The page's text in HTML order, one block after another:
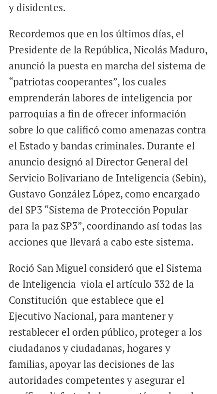
y disidentes.
Recordemos que en los últimos días, el
Presidente de la República, Nicolás Maduro,
anunció la puesta en marcha del sistema de
“patriotas cooperantes”, los cuales
emprenderán labores de inteligencia por
parroquias a fin de ofrecer información
sobre lo que calificó como amenazas contra
el Estado y bandas criminales. Durante el
anuncio designó al Director General del
Servicio Bolivariano de Inteligencia (Sebin),
Gustavo González López, como encargado
del SP3 “Sistema de Protección Popular
para la paz SP3”, coordinando así todas las
acciones que llevará a cabo este sistema.
Roció San Miguel consideró que el Sistema
de Inteligencia viola el artículo 332 de la
Constitución que establece que el
Ejecutivo Nacional, para mantener y
restablecer el orden público, proteger a los
ciudadanos y ciudadanas, hogares y
familias, apoyar las decisiones de las
autoridades competentes y asegurar el